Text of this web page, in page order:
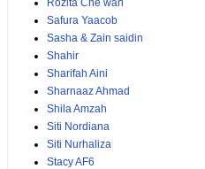
Rozita Che wan
Safura Yaacob
Sasha & Zain saidin
Shahir
Sharifah Aini
Sharnaaz Ahmad
Shila Amzah
Siti Nordiana
Siti Nurhaliza
Stacy AF6